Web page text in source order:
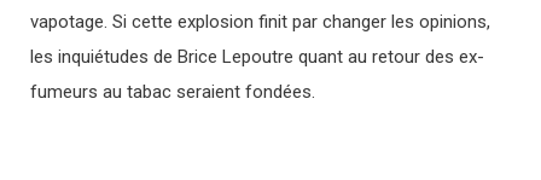
vapotage. Si cette explosion finit par changer les opinions,
les inquiétudes de Brice Lepoutre quant au retour des ex-
fumeurs au tabac seraient fondées.